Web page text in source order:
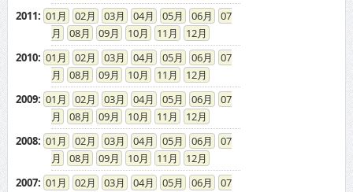
2011: 01 02 03 04 05 06
07
08
09 10 11
12
2010: 01 02 03 04 05 06
07
08
09 10 11
12
2009: 01 02 03 04 05 06
07
08
09 10 11
12
2008: 01 02 03 04 05 06
07
08
09 10 11
12
2007: 01 02 03 04 05 06
07